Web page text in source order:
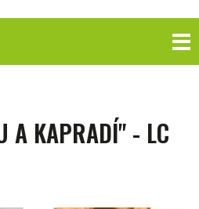
A KAPRADÍ" - LC